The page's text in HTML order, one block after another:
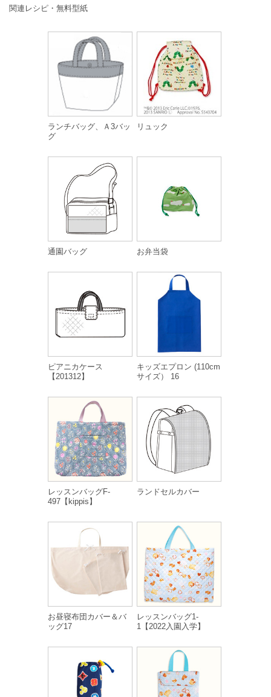
関連レシピ・無料型紙
ランチバッグ、Ａ3バッ
グ
リュック
通園バッグ お弁当袋
ピアニカケース
【201312】
キッズエプロン (110cm
サイズ） 16
レッスンバッグF-
497【kippis】
ランドセルカバー
お昼寝布団カバー＆バ
ッグ17
レッスンバッグ1-
1【2022入園入学】